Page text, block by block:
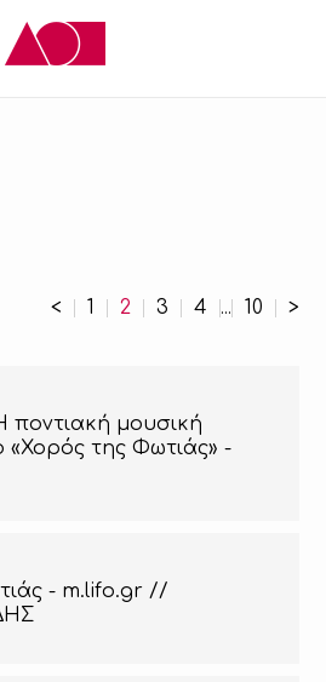
< 1 2 3 4 ... 10 >
ποντιακή μουσική
της Φωτιάς» -
- m.lifo.gr //